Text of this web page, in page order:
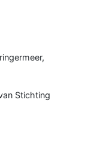
Stichting